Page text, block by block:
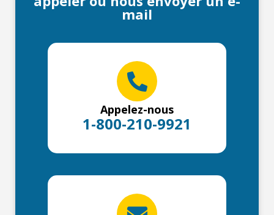
mail
Appelez-nous
1-800-210-9921